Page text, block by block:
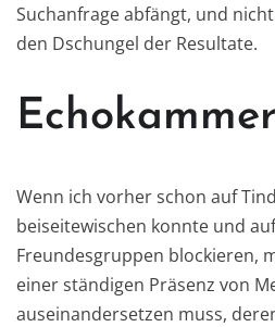
Suchanfrage abfängt, und
den Dschungel der Resultate.
Echokammer
Wenn ich vorher schon auf
beiseitewischen konnte und
Freundesgruppen blockieren,
einer ständigen Präsenz von
auseinandersetzen muss,